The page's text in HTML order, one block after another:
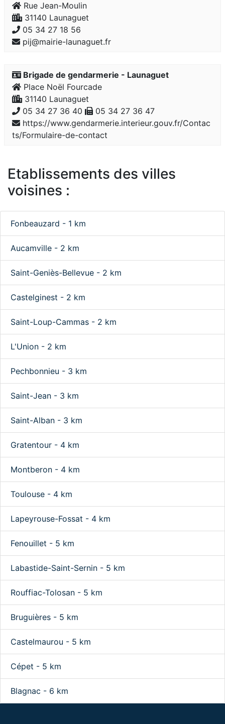
Rue Jean-Moulin
31140 Launaguet
05 34 27 18 56
pij@mairie-launaguet.fr
Brigade de gendarmerie - Launaguet
Place Noël Fourcade
31140 Launaguet
05 34 27 36 40
05 34 27 36 47
https://www.gendarmerie.interieur.gouv.fr/Contac
ts/Formulaire-de-contact
Etablissements des villes
voisines :
Fonbeauzard - 1 km
Aucamville - 2 km
Saint-Geniès-Bellevue - 2 km
Castelginest - 2 km
Saint-Loup-Cammas - 2 km
L'Union - 2 km
Pechbonnieu - 3 km
Saint-Jean - 3 km
Saint-Alban - 3 km
Gratentour - 4 km
Montberon - 4 km
Toulouse - 4 km
Lapeyrouse-Fossat - 4 km
Fenouillet - 5 km
Labastide-Saint-Sernin - 5 km
Rouffiac-Tolosan - 5 km
Bruguières - 5 km
Castelmaurou - 5 km
Cépet - 5 km
Blagnac - 6 km